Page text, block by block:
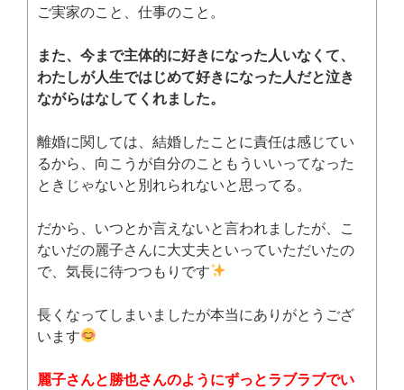
ご実家のこと、仕事のこと。
また、今まで主体的に好きになった人いなくて、
わたしが人生ではじめて好きになった人だと泣き
ながらはなしてくれました。
離婚に関しては、結婚したことに責任は感じてい
るから、向こうが自分のこともういいってなった
ときじゃないと別れられないと思ってる。
だから、いつとか言えないと言われましたが、こ
ないだの麗子さんに大丈夫といっていただいたの
で、気長に待つつもりです
長くなってしまいましたが本当にありがとうござ
います
麗子さんと勝也さんのようにずっとラブラブでい